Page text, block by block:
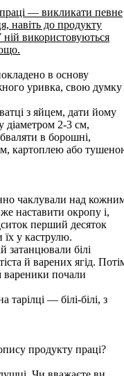
— викликати певне
навіть до продукту
використовуються
в основу
уривка, свою думку
з яйцем, дати йому
діаметром 2-3 см,
в борошні,
картоплею або
чаклували над
наставити окропу і,
перший десяток
їх у каструлю.
затанцювали білі
й варених ягід.
вареники почали
— білі-білі, з
продукту праці?